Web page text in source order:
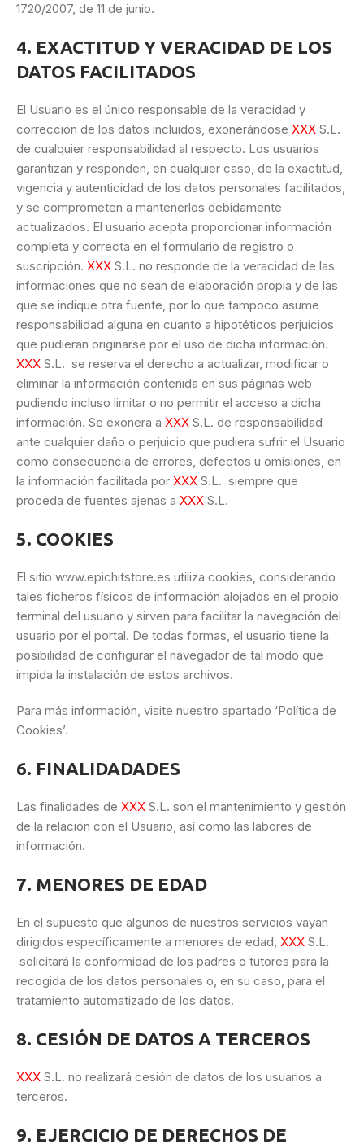
1720/2007, de 11 de junio.
4. EXACTITUD Y VERACIDAD DE LOS
DATOS FACILITADOS
El Usuario es el único responsable de la veracidad y
corrección de los datos incluidos, exonerándose XXX S.L.
de cualquier responsabilidad al respecto. Los usuarios
garantizan y responden, en cualquier caso, de la exactitud,
vigencia y autenticidad de los datos personales facilitados,
y se comprometen a mantenerlos debidamente
actualizados. El usuario acepta proporcionar información
completa y correcta en el formulario de registro o
suscripción. XXX S.L. no responde de la veracidad de las
informaciones que no sean de elaboración propia y de las
que se indique otra fuente, por lo que tampoco asume
responsabilidad alguna en cuanto a hipotéticos perjuicios
que pudieran originarse por el uso de dicha información.
XXX S.L. se reserva el derecho a actualizar, modificar o
eliminar la información contenida en sus páginas web
pudiendo incluso limitar o no permitir el acceso a dicha
información. Se exonera a XXX S.L. de responsabilidad
ante cualquier daño o perjuicio que pudiera sufrir el Usuario
como consecuencia de errores, defectos u omisiones, en
la información facilitada por XXX S.L. siempre que
proceda de fuentes ajenas a XXX S.L.
5. COOKIES
El sitio www.epichitstore.es utiliza cookies, considerando
tales ficheros físicos de información alojados en el propio
terminal del usuario y sirven para facilitar la navegación del
usuario por el portal. De todas formas, el usuario tiene la
posibilidad de configurar el navegador de tal modo que
impida la instalación de estos archivos.
Para más información, visite nuestro apartado ‘Política de
Cookies’.
6. FINALIDADADES
Las finalidades de XXX S.L. son el mantenimiento y gestión
de la relación con el Usuario, así como las labores de
información.
7. MENORES DE EDAD
En el supuesto que algunos de nuestros servicios vayan
dirigidos específicamente a menores de edad, XXX S.L.
solicitará la conformidad de los padres o tutores para la
recogida de los datos personales o, en su caso, para el
tratamiento automatizado de los datos.
8. CESIÓN DE DATOS A TERCEROS
XXX S.L. no realizará cesión de datos de los usuarios a
terceros.
9. EJERCICIO DE DERECHOS DE